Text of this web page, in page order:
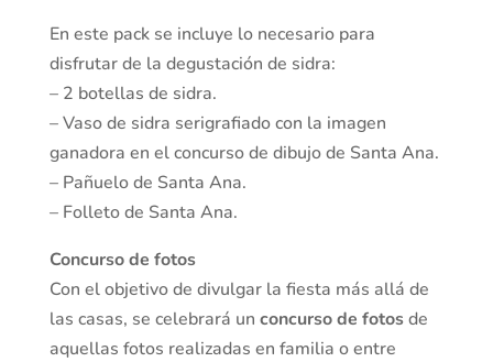
En este pack se incluye lo necesario para
disfrutar de la degustación de sidra:
– 2 botellas de sidra.
– Vaso de sidra serigrafiado con la imagen
ganadora en el concurso de dibujo de Santa Ana.
– Pañuelo de Santa Ana.
– Folleto de Santa Ana.
Concurso de fotos
Con el objetivo de divulgar la fiesta más allá de
las casas, se celebrará un concurso de fotosde
aquellas fotos realizadas en familia o entre